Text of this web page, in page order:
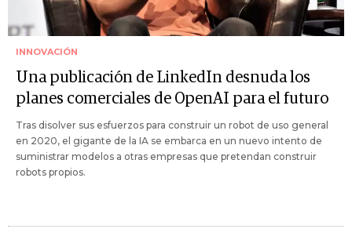
INNOVACIÓN
Una publicación de LinkedIn desnuda los
planes comerciales de OpenAI para el futuro
Tras disolver sus esfuerzos para construir un robot de uso general
en 2020, el gigante de la IA se embarca en un nuevo intento de
suministrar modelos a otras empresas que pretendan construir
robots propios.